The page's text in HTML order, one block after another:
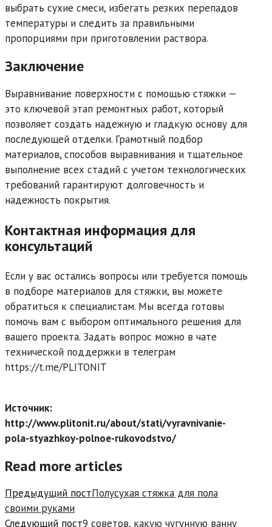
выбрать сухие смеси, избегать резких перепадов
температуры и следить за правильными
пропорциями при приготовлении раствора.
Заключение
Выравнивание поверхности с помощью стяжки —
это ключевой этап ремонтных работ, который
позволяет создать надежную и гладкую основу для
последующей отделки. Грамотный подбор
материалов, способов выравнивания и тщательное
выполнение всех стадий с учетом технологических
требований гарантируют долговечность и
надежность покрытия.
Контактная информация для
консультаций
Если у вас остались вопросы или требуется помощь
в подборе материалов для стяжки, вы можете
обратиться к специалистам. Мы всегда готовы
помочь вам с выбором оптимального решения для
вашего проекта. Задать вопрос можно в чате
технической поддержки в телеграм
https://t.me/PLITONIT
Источник:
http://www.plitonit.ru/about/stati/vyravnivanie-
pola-styazhkoy-polnoe-rukovodstvo/
Read more articles
Предыдущий постПолусухая стяжка для пола
своими руками
Следующий пост9 советов, какую чугунную ванну